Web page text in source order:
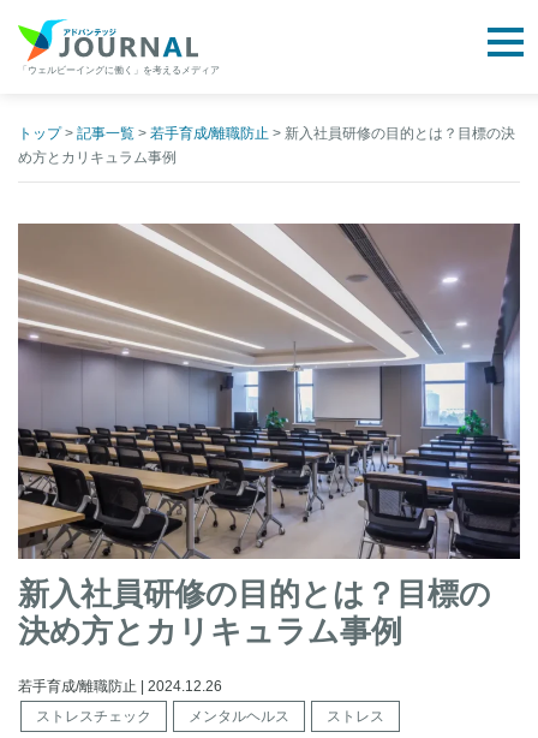
content
「ウェルビーイングに働く」を考えるメディア
トップ> 記事一覧 > 若手育成/離職防止 > 新入社員研修の目的とは？目標の決
め方とカリキュラム事例
新入社員研修の目的とは？目標の
決め方とカリキュラム事例
若手育成/離職防止 | 2024.12.26
ストレスチェック
メンタルヘルス ストレス